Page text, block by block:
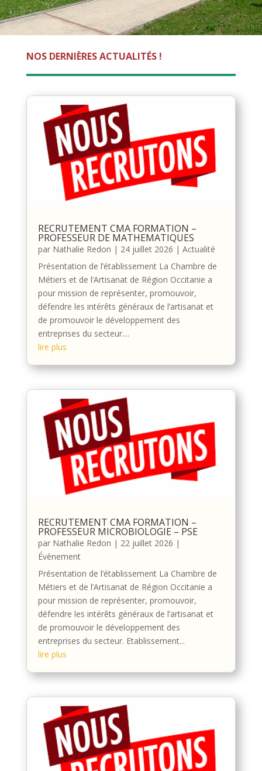
NOS DERNIÈRES ACTUALITÉS !
RECRUTEMENT CMA FORMATION –
PROFESSEUR DE MATHEMATIQUES
par Nathalie Redon | 24 juillet 2026 | Actualité
Présentation de l’établissement La Chambre de
Métiers et de l’Artisanat de Région Occitanie a
pour mission de représenter, promouvoir,
défendre les intérêts généraux de l’artisanat et
de promouvoir le développement des
entreprises du secteur....
lire plus
RECRUTEMENT CMA FORMATION –
PROFESSEUR MICROBIOLOGIE – PSE
par Nathalie Redon | 22 juillet 2026 |
Évènement
Présentation de l’établissement La Chambre de
Métiers et de l’Artisanat de Région Occitanie a
pour mission de représenter, promouvoir,
défendre les intérêts généraux de l’artisanat et
de promouvoir le développement des
entreprises du secteur. Etablissement...
lire plus